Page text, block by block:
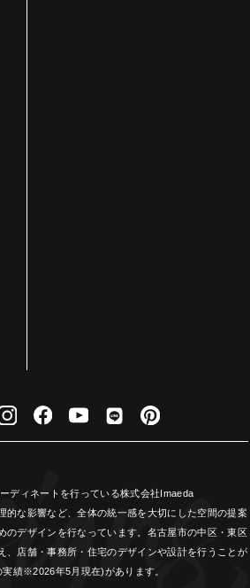
ディネートを行っている株式会社Imaeda
な影響など、全体の統一感を大切にした空間の提案
のデザインを行なっています。名古屋市の中区・東区
店舗・事務所・住宅のデザインや設計を行うことが
績※2026年5月現在)があります。